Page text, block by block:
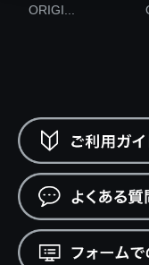
ORIGI...